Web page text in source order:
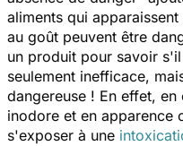
aliments qui
au goût peuvent être
un produit pour savoir
seulement inefficace,
dangereuse ! En effet,
inodore et en apparence
s'exposer à une